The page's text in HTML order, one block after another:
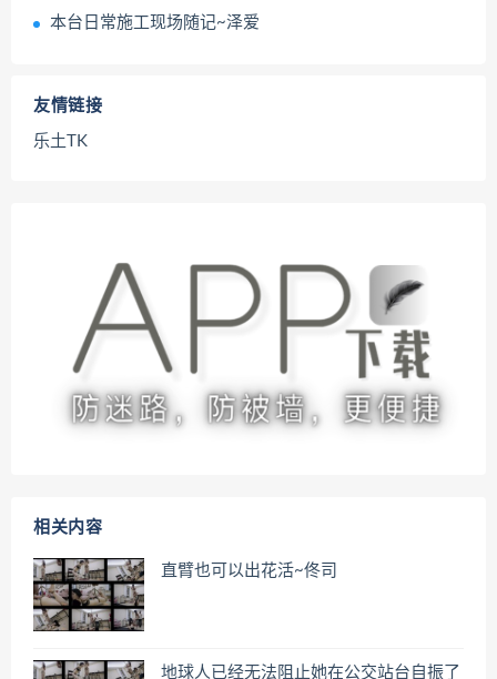
本台日常施工现场随记~泽爱
友情链接
乐土TK
相关内容
直臂也可以出花活~佟司
地球人已经无法阻止她在公交站台自振了